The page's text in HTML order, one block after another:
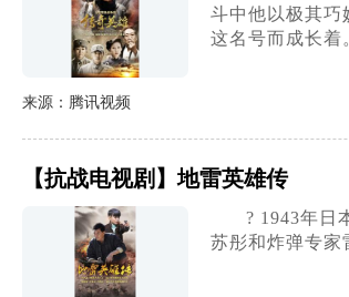
斗中他以极其巧
这名号而成长着
来源：腾讯视频
【抗战电视剧】地雷英雄传
? 1943年日
苏彤和炸弹专家